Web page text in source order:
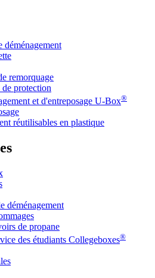
déménagement
remorquage
protection
et d'entreposage U-Box®
réutilisables en plastique
déménagement
de propane
des étudiants Collegeboxes®